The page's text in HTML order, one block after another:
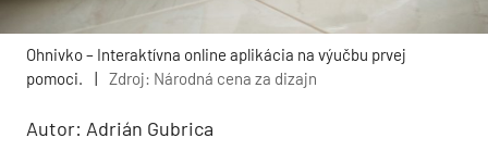
Ohnivko – Interaktívna online aplikácia na výučbu prvej
pomoci.
| Zdroj: Národná cena za dizajn
Autor: Adrián Gubrica